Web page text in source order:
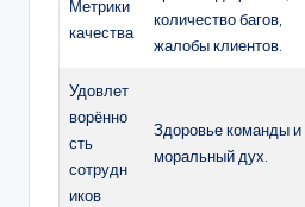
Метрики
качества
количество багов,
жалобы клиентов.
Удовлет
ворённо
сть
сотрудн
иков
Здоровье команды и
моральный дух.